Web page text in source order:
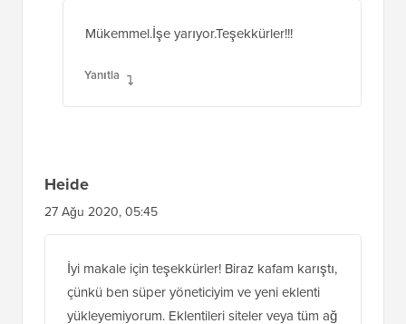
Mükemmel.İşe yarıyor.Teşekkürler!!!
Yanıtla
Heide
27 Ağu 2020, 05:45
İyi makale için teşekkürler! Biraz kafam karıştı,
çünkü ben süper yöneticiyim ve yeni eklenti
yükleyemiyorum. Eklentileri siteler veya tüm ağ